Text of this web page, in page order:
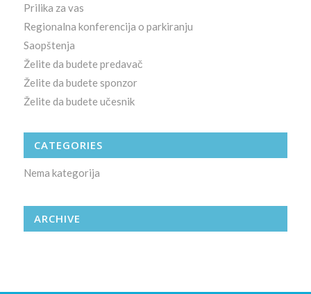
Prilika za vas
Regionalna konferencija o parkiranju
Saopštenja
Želite da budete predavač
Želite da budete sponzor
Želite da budete učesnik
CATEGORIES
Nema kategorija
ARCHIVE